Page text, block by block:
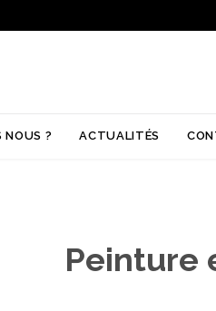
to
NOUS ? ACTUALITÉS
Peinture